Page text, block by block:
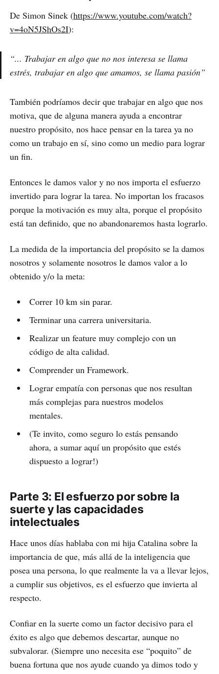
De Simon Sinek (https://www.youtube.com/watch?
v=4oN5JShOs2I):
“... Trabajar en algo que no nos interesa se llama
estrés, trabajar en algo que amamos, se llama pasión”
También podríamos decir que trabajar en algo que nos
motiva, que de alguna manera ayuda a encontrar
nuestro propósito, nos hace pensar en la tarea ya no
como un trabajo en sí, sino como un medio para lograr
un fin.
Entonces le damos valor y no nos importa el esfuerzo
invertido para lograr la tarea. No importan los fracasos
porque la motivación es muy alta, porque el propósito
está tan definido, que no abandonaremos hasta lograrlo.
La medida de la importancia del propósito se la damos
nosotros y solamente nosotros le damos valor a lo
obtenido y/o la meta:
Correr 10 km sin parar.
Terminar una carrera universitaria.
Realizar un feature muy complejo con un
código de alta calidad.
Comprender un Framework.
Lograr empatía con personas que nos resultan
más complejas para nuestros modelos
mentales.
(Te invito, como seguro lo estás pensando
ahora, a sumar aquí un propósito que estés
dispuesto a lograr!)
Parte 3: El esfuerzo por sobre la
suerte y las capacidades
intelectuales
Hace unos días hablaba con mi hija Catalina sobre la
importancia de que, más allá de la inteligencia que
posea una persona, lo que realmente la va a llevar lejos,
a cumplir sus objetivos, es el esfuerzo que invierta al
respecto.
Confiar en la suerte como un factor decisivo para el
éxito es algo que debemos descartar, aunque no
subvalorar. (Siempre uno necesita ese “poquito” de
buena fortuna que nos ayude cuando ya dimos todo y